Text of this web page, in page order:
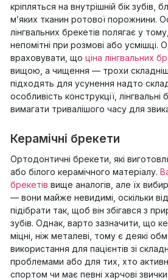
кріпляться на внутрішній бік зубів,
м’яких тканин ротової порожнини.
лінгвальних брекетів полягає у
непомітні при розмові або усмішці.
враховувати, що ціна лінгвальних
вищою, а чищення — трохи
підходять для усунення надто
особливість конструкції,
вимагати тривалішого часу для
Керамічні брекети
Ортодонтичні брекети, які
або білого керамічного матеріалу.
брекетів вище аналогів, але їх
— вони майже невидимі, оскільки
підібрати так, щоб він збігався з
зубів. Однак, варто зазначити, що
міцні, ніж металеві, тому є деякі
використання для пацієнтів зі
проблемами або для тих, хто
спортом чи має певні харчові звички.